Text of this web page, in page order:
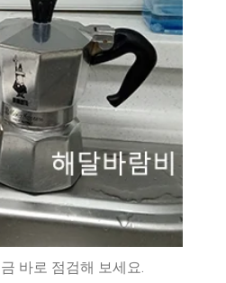
바로 점검해 보세요.